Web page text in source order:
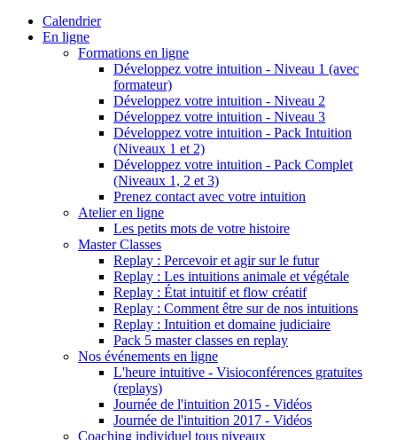
Calendrier
En ligne
Formations en ligne
Développez votre intuition - Niveau 1 (avec
formateur)
Développez votre intuition - Niveau 2
Développez votre intuition - Niveau 3
Développez votre intuition - Pack Intuition
(Niveaux 1 et 2)
Développez votre intuition - Pack Complet
(Niveaux 1, 2 et 3)
Prenez contact avec votre intuition
Atelier en ligne
Les petits mots de votre histoire
Master Classes
Replay : Percevoir et agir sur le futur
Replay : Les intuitions animale et végétale
Replay : État intuitif et flow créatif
Replay : Comment être sur de nos intuitions
Replay : Intuition et domaine judiciaire
Pack 5 master classes en replay
Nos événements en ligne
L'heure intuitive - Visioconférences gratuites
(replays)
Journée de l'intuition 2015 - Vidéos
Journée de l'intuition 2017 - Vidéos
Coaching individuel tous niveaux